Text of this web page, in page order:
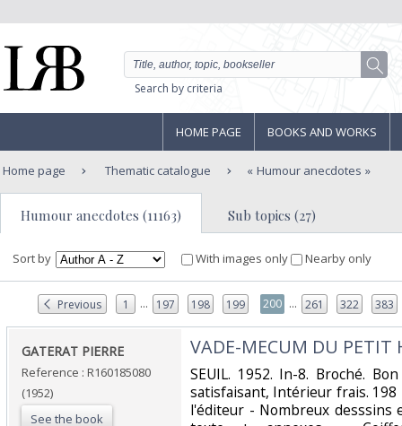
Search by criteria
HOME PAGE BOOKS AND WORKS
Home page Thematic catalogue Humour anecdotes
Humour anecdotes (11163) Sub topics (27)
Sort by With images only Nearby only
Previous 1 ... 197 198 199 200 ... 261 322 383
‎GATERAT PIERRE‎
Reference : R160185080
(1952)
See the book
‎VADE-MECUM DU PETIT
‎SEUIL. 1952. In-8. Broché.
satisfaisant, Intérieur frais. 198
l'éditeur - Nombreux